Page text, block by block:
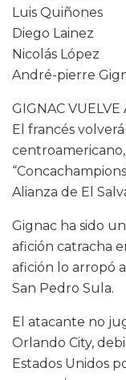
Luis Quiñones
Diego Lainez
Nicolás López
André-pierre
GIGNAC VUELVE
El francés
Alianza de El
Gignac ha sido
afición catracha
afición lo arropó
San Pedro Sula.
El atacante no
Orlando City,
Estados Unidos